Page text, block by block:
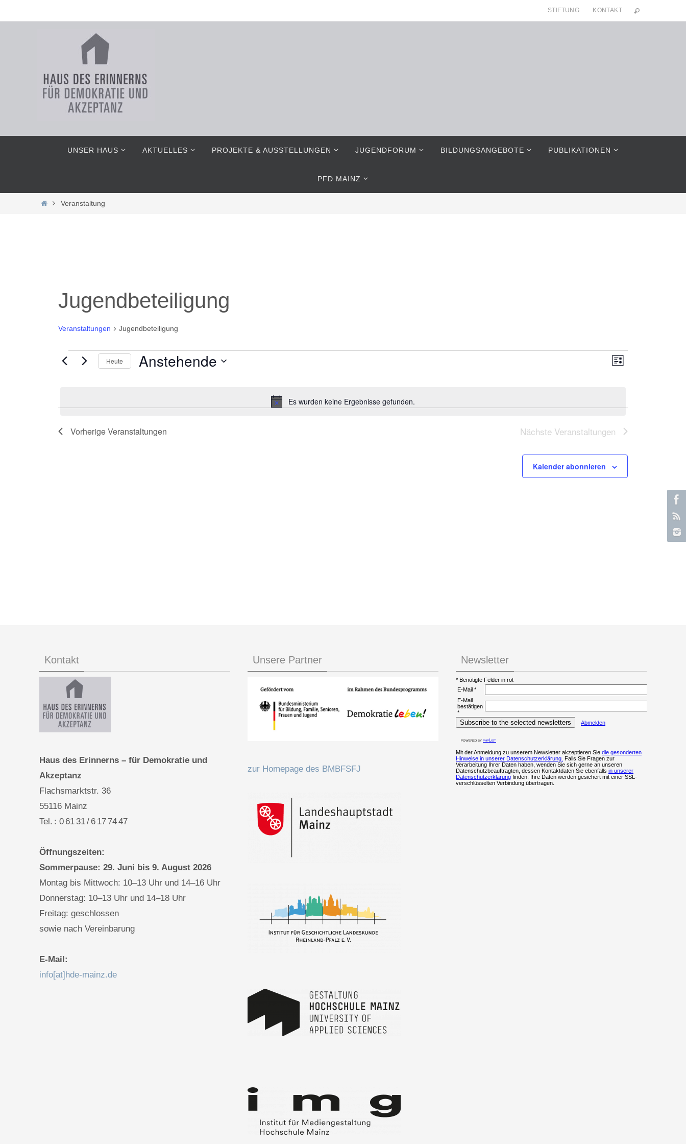
Inhalt
STIFTUNG KONTAKT
UNSER HAUS AKTUELLES PROJEKTE & AUSSTELLUNGEN JUGENDFORUM BILDUNGSANGEBOTE PUBLIKATIONEN
PFD MAINZ
HomeVeranstaltung
Jugendbeteiligung
Veranstaltungen Jugendbeteiligung
Veranstaltungen
Hinweis
Es wurden keine Ergebnisse gefunden.
Ansichten-
Veranstaltung
Liste
Heute Anstehende
VorherigeVeranstaltungen Nächste Veranstaltungen
Kalender abonnieren
Kontakt
Haus des Erinnerns – für Demokratie und
Akzeptanz
Flachsmarktstr. 36
55116 Mainz
Tel. : 0 61 31 / 6 17 74 47
Öffnungszeiten:
Sommerpause: 29. Juni bis 9. August 2026
Montag bis Mittwoch: 10–13 Uhr und 14–16 Uhr
Donnerstag: 10–13 Uhr und 14–18 Uhr
Freitag: geschlossen
sowie nach Vereinbarung
E-Mail:
info[at]hde-mainz.de
Unsere Partner
zur Homepage des BMBFSFJ
Newsletter